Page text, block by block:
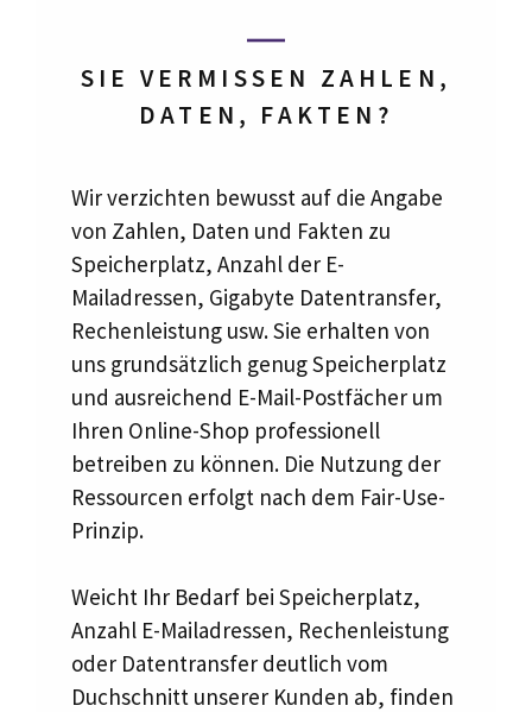
SIE VERMISSEN ZAHLEN,
DATEN, FAKTEN?
Wir verzichten bewusst auf die Angabe
von Zahlen, Daten und Fakten zu
Speicherplatz, Anzahl der E-
Mailadressen, Gigabyte Datentransfer,
Rechenleistung usw. Sie erhalten von
uns grundsätzlich genug Speicherplatz
und ausreichend E-Mail-Postfächer um
Ihren Online-Shop professionell
betreiben zu können. Die Nutzung der
Ressourcen erfolgt nach dem Fair-Use-
Prinzip.
Weicht Ihr Bedarf bei Speicherplatz,
Anzahl E-Mailadressen, Rechenleistung
oder Datentransfer deutlich vom
Duchschnitt unserer Kunden ab, finden